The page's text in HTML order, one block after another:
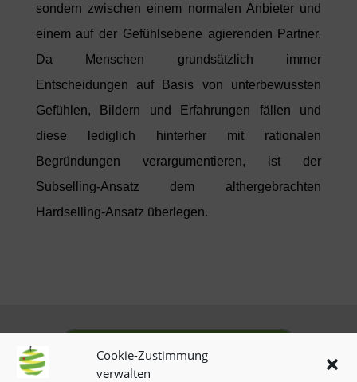
Cookie-Zustimmung
verwalten
sondern zwischen einem normalen Anbieter und
einem auf der Gefühlsebene agierenden Partner.
Da Menschen grundsätzlich immer
Entscheidungen auf Basis von unterbewussten
Gefühlen, Bildern und Erfahrungen fällen und
diese lediglich hinterher mit rationalen
Begründungen verargumentieren, ist der
Subselling-Ansatz dem althergebrachten
Hardselling-Ansatz überlegen.
omnia.vision-Unterseiten